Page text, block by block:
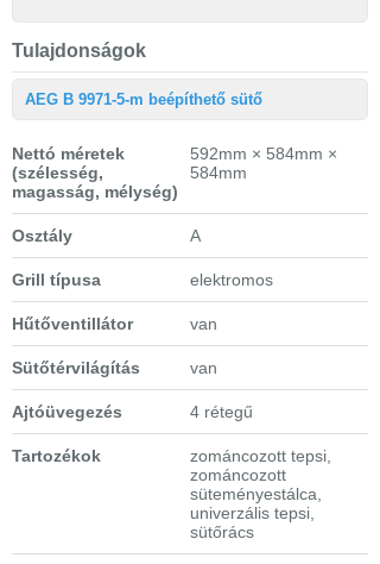
Tulajdonságok
AEG B 9971-5-m beépíthető sütő
Nettó méretek
(szélesség,
magasság, mélység)
592mm × 584mm ×
584mm
Osztály A
Grill típusa elektromos
Hűtőventillátor van
Sütőtérvilágítás van
Ajtóüvegezés 4 rétegű
Tartozékok
zománcozott tepsi,
zománcozott
süteményestálca,
univerzális tepsi,
sütőrács